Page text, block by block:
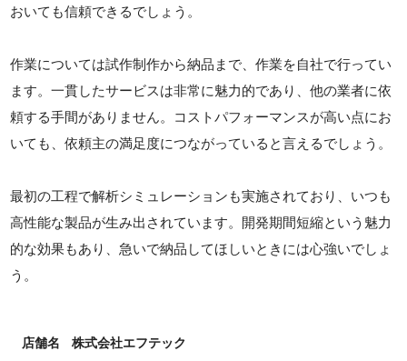
おいても信頼できるでしょう。
作業については試作制作から納品まで、作業を自社で行ってい
ます。一貫したサービスは非常に魅力的であり、他の業者に依
頼する手間がありません。コストパフォーマンスが高い点にお
いても、依頼主の満足度につながっていると言えるでしょう。
最初の工程で解析シミュレーションも実施されており、いつも
高性能な製品が生み出されています。開発期間短縮という魅力
的な効果もあり、急いで納品してほしいときには心強いでしょ
う。
店舗名 株式会社エフテック